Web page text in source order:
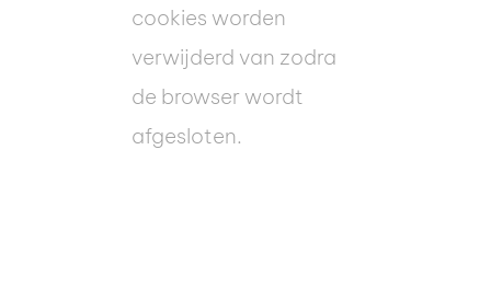
cookies worden
verwijderd van zodra
de browser wordt
afgesloten.